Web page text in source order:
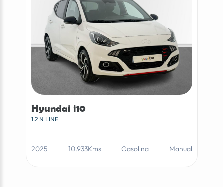
Hyundai i10
1.2 N LINE
2025 10.933Kms Gasolina Manual